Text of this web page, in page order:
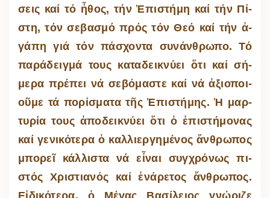
σεις καί τό ἦ­θος, τήν Ἐ­πι­στήμη καί τήν Πί­
στη, τόν σε­βα­σμό πρός τόν Θεό καί τήν ἀ­
γάπη γιά τόν πά­σχοντα συ­νάν­θρωπο. Τό
πα­ρά­δει­γμά τους κα­τα­δει­κνύει ὅτι καί σή­
μερα πρέ­πει νά σε­βό­μα­στε καί νά ἀ­ξι­ο­ποι­
οῦμε τά πο­ρί­σματα τῆς Ἐ­πι­στή­μης. Ἡ μαρ­
τυ­ρία τους ἀπο­δει­κνύει ὅτι ὁ ἐ­πι­στή­μο­νας
καί γε­νι­κό­τερα ὁ καλ­λι­ερ­γη­μέ­νος ἄν­θρω­πος
μπο­ρεῖ κάλ­λι­στα νά εἶ­ναι συγ­χρό­νως πι­
στός Χρι­στι­α­νός καί ἐ­νά­ρε­τος ἄν­θρω­πος.
Εἰ­δι­κό­τερα, ὁ Μέ­γας Βα­σί­λειος γνώ­ριζε